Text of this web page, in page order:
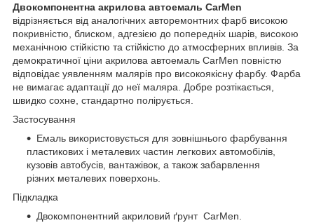
Двокомпонентна акрилова автоемаль CarMen
відрізняється від аналогічних авторемонтних фарб високою
покривністю, блиском, адгезією до попередніх шарів, високою
механічною стійкістю та стійкістю до атмосферних впливів. За
демократичної ціни акрилова автоемаль CarMen повністю
відповідає уявленням малярів про високоякісну фарбу. Фарба
не вимагає адаптації до неї маляра. Добре розтікається,
швидко сохне, стандартно полірується.
Застосування
Емаль використовується для зовнішнього фарбування
пластикових і металевих частин легкових автомобілів,
кузовів автобусів, вантажівок, а також забарвлення
різних металевих поверхонь.
Підкладка
Двокомпонентний акриловий ґрунт CarMen.